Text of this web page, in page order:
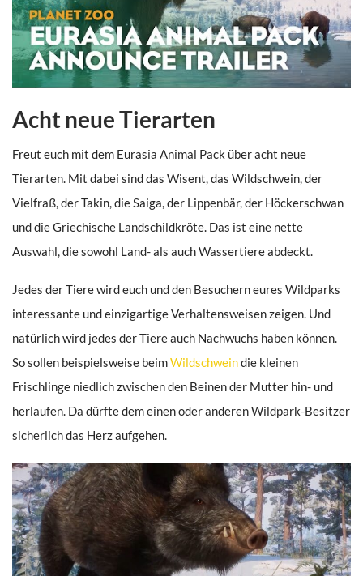
Acht neue Tierarten
Freut euch mit dem Eurasia Animal Pack über acht neue
Tierarten. Mit dabei sind das Wisent, das Wildschwein, der
Vielfraß, der Takin, die Saiga, der Lippenbär, der Höckerschwan
und die Griechische Landschildkröte. Das ist eine nette
Auswahl, die sowohl Land- als auch Wassertiere abdeckt.
Jedes der Tiere wird euch und den Besuchern eures Wildparks
interessante und einzigartige Verhaltensweisen zeigen. Und
natürlich wird jedes der Tiere auch Nachwuchs haben können.
So sollen beispielsweise beimWildschweindie kleinen
Frischlinge niedlich zwischen den Beinen der Mutter hin- und
herlaufen. Da dürfte dem einen oder anderen Wildpark-Besitzer
sicherlich das Herz aufgehen.